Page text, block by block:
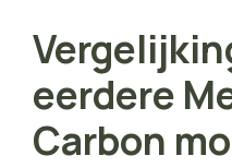
eerdere
Carbon